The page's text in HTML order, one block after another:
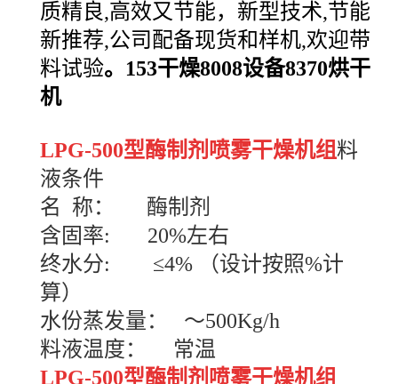
质精良,高效又节能，新型技术,节能
新推荐,公司配备现货和样机,欢迎带
料试验。 153干燥8008设备8370烘干
机
LPG-500型酶制剂喷雾干燥机组料
液条件
名 称： 酶制剂
含固率: 20%左右
终水分: ≤4% （设计按照%计
算）
水份蒸发量： ～500Kg/h
料液温度： 常温
LPG-500型酶制剂喷雾干燥机组